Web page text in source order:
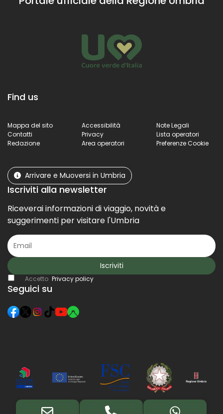
Find us
Mappa del sito Accessibilità
Note Legali
Contatti
Privacy
Lista operatori
Redazione
Area operatori Preferenze Cookie
Arrivare e Muoversi in Umbria
Iscriviti alla newsletter
Riceverai informazioni di viaggio, novità e
suggerimenti per visitare l'Umbria
Iscriviti
Accetto Privacy policy
Seguici su